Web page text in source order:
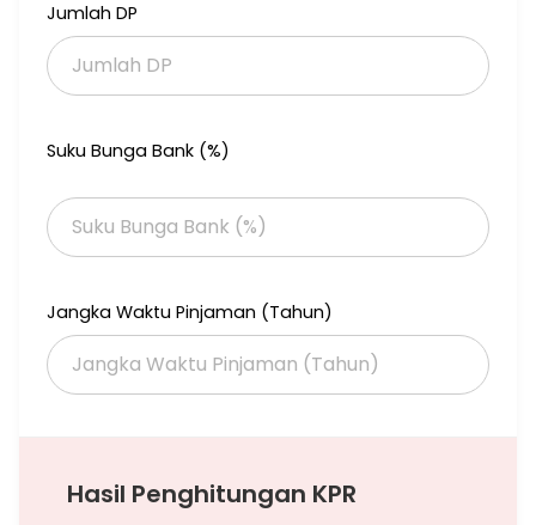
Jumlah DP
Suku Bunga Bank (%)
Jangka Waktu Pinjaman (Tahun)
Hasil Penghitungan KPR